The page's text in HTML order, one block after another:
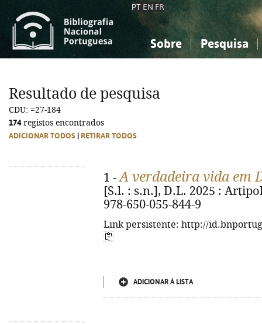
PT EN FR
Sobre Pesquisa
Ciências sociais...
Ciências sociais...
Resultado de pesquisa
CDU: =27-184
174registos encontrados
ADICIONAR TODOS RETIRAR TODOS
1 -A verdadeira vida em
[S.l. : s.n.], D.L. 2025 :
978-650-055-844-9
Link persistente: http://
ADICIONAR À LISTA